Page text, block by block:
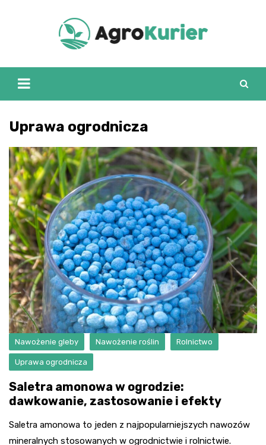
Uprawa ogrodnicza
Nawożenie gleby Nawożenie roślin Rolnictwo
Uprawa ogrodnicza
Saletra amonowa w ogrodzie:
dawkowanie, zastosowanie i efekty
Saletra amonowa to jeden z najpopularniejszych nawozów
mineralnych stosowanych w ogrodnictwie i rolnictwie.